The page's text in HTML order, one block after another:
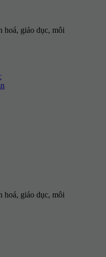
hoá, giáo dục, môi
hoá, giáo dục, môi